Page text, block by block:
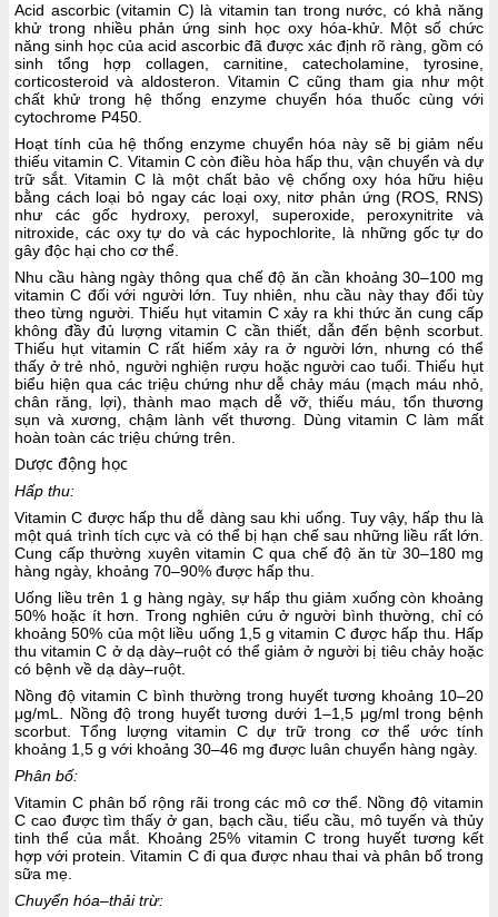
Acid ascorbic (vitamin C) là vitamin tan trong nước, có khả năng
khử trong nhiều phản ứng sinh học oxy hóa-khử. Một số chức
năng sinh học của acid ascorbic đã được xác định rõ ràng, gồm có
sinh tổng hợp collagen, carnitine, catecholamine, tyrosine,
corticosteroid và aldosteron. Vitamin C cũng tham gia như một
chất khử trong hệ thống enzyme chuyển hóa thuốc cùng với
cytochrome P450.
Hoạt tính của hệ thống enzyme chuyển hóa này sẽ bị giảm nếu
thiếu vitamin C. Vitamin C còn điều hòa hấp thu, vận chuyển và dự
trữ sắt. Vitamin C là một chất bảo vệ chống oxy hóa hữu hiệu
bằng cách loại bỏ ngay các loại oxy, nitơ phản ứng (ROS, RNS)
như các gốc hydroxy, peroxyl, superoxide, peroxynitrite và
nitroxide, các oxy tự do và các hypochlorite, là những gốc tự do
gây độc hại cho cơ thể.
Nhu cầu hàng ngày thông qua chế độ ăn cần khoảng 30–100 mg
vitamin C đối với người lớn. Tuy nhiên, nhu cầu này thay đổi tùy
theo từng người. Thiếu hụt vitamin C xảy ra khi thức ăn cung cấp
không đầy đủ lượng vitamin C cần thiết, dẫn đến bệnh scorbut.
Thiếu hụt vitamin C rất hiếm xảy ra ở người lớn, nhưng có thể
thấy ở trẻ nhỏ, người nghiện rượu hoặc người cao tuổi. Thiếu hụt
biểu hiện qua các triệu chứng như dễ chảy máu (mạch máu nhỏ,
chân răng, lợi), thành mao mạch dễ vỡ, thiếu máu, tổn thương
sụn và xương, chậm lành vết thương. Dùng vitamin C làm mất
hoàn toàn các triệu chứng trên.
Dược động học
Hấp thu:
Vitamin C được hấp thu dễ dàng sau khi uống. Tuy vậy, hấp thu là
một quá trình tích cực và có thể bị hạn chế sau những liều rất lớn.
Cung cấp thường xuyên vitamin C qua chế độ ăn từ 30–180 mg
hàng ngày, khoảng 70–90% được hấp thu.
Uống liều trên 1 g hàng ngày, sự hấp thu giảm xuống còn khoảng
50% hoặc ít hơn. Trong nghiên cứu ở người bình thường, chỉ có
khoảng 50% của một liều uống 1,5 g vitamin C được hấp thu. Hấp
thu vitamin C ở dạ dày–ruột có thể giảm ở người bị tiêu chảy hoặc
có bệnh về dạ dày–ruột.
Nồng độ vitamin C bình thường trong huyết tương khoảng 10–20
μg/mL. Nồng độ trong huyết tương dưới 1–1,5 μg/ml trong bệnh
scorbut. Tổng lượng vitamin C dự trữ trong cơ thể ước tính
khoảng 1,5 g với khoảng 30–46 mg được luân chuyển hàng ngày.
Phân bố:
Vitamin C phân bố rộng rãi trong các mô cơ thể. Nồng độ vitamin
C cao được tìm thấy ở gan, bạch cầu, tiểu cầu, mô tuyến và thủy
tinh thể của mắt. Khoảng 25% vitamin C trong huyết tương kết
hợp với protein. Vitamin C đi qua được nhau thai và phân bố trong
sữa mẹ.
Chuyển hóa–thải trừ: